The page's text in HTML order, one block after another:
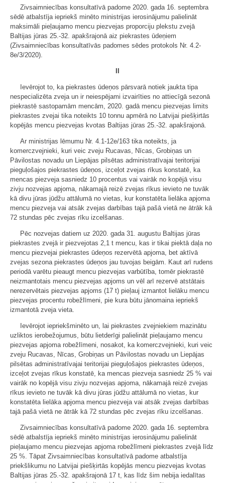
Zivsaimniecības konsultatīvā padome 2020. gada 16. septembra
sēdē atbalstīja iepriekš minēto ministrijas ierosinājumu palielināt
maksimāli pieļaujamo mencu piezvejas proporciju plekstu zvejā
Baltijas jūras 25.-32. apakšrajonā aiz piekrastes ūdeņiem
(Zivsaimniecības konsultatīvās padomes sēdes protokols Nr. 4.2-
8e/3/2020).
Ievērojot to, ka piekrastes ūdeņos pārsvarā notiek jaukta tipa
nespecializēta zveja un ir neiespējami izvairīties no attiecīgā sezonā
piekrastē sastopamām mencām, 2020. gadā mencu piezvejas limits
piekrastes zvejai tika noteikts 10 tonnu apmērā no Latvijai piešķirtās
kopējās mencu piezvejas kvotas Baltijas jūras 25.-32. apakšrajonā.
Ar ministrijas lēmumu Nr. 4.1-12e/163 tika noteikts, ja
komerczvejnieki, kuri veic zveju Rucavas, Nīcas, Grobiņas un
Pāvilostas novadu un Liepājas pilsētas administratīvajai teritorijai
pieguļošajos piekrastes ūdeņos, izceļot zvejas rīkus konstatē, ka
mencas piezveja sasniedz 10 procentus vai vairāk no kopējā visu
zivju nozvejas apjoma, nākamajā reizē zvejas rīkus ievieto ne tuvāk
kā divu jūras jūdžu attālumā no vietas, kur konstatēta lielāka apjoma
mencu piezveja vai atsāk zvejas darbības tajā pašā vietā ne ātrāk kā
72 stundas pēc zvejas rīku izcelšanas.
Pēc nozvejas datiem uz 2020. gada 31. augustu Baltijas jūras
piekrastes zvejā ir piezvejotas 2,1 t mencu, kas ir tikai piektā daļa no
mencu piezvejai piekrastes ūdeņos rezervētā apjoma, bet aktīvā
zvejas sezona piekrastes ūdeņos jau tuvojas beigām. Kaut arī rudens
periodā varētu pieaugt mencu piezvejas varbūtība, tomēr piekrastē
neizmantotais mencu piezvejas apjoms un vēl arī rezervē atstātais
nerezervētais piezvejas apjoms (17 t) pieļauj izmantot lielāku mencu
piezvejas procentu robežlīmeni, pie kura būtu jānomaina iepriekš
izmantotā zveja vieta.
Ievērojot iepriekšminēto un, lai piekrastes zvejniekiem mazinātu
uzliktos ierobežojumus, būtu lietderīgi palielināt pieļaujamo mencu
piezvejas apjoma robežlīmeni, nosakot, ka komerczvejnieki, kuri veic
zveju Rucavas, Nīcas, Grobiņas un Pāvilostas novadu un Liepājas
pilsētas administratīvajai teritorijai pieguļošajos piekrastes ūdeņos,
izceļot zvejas rīkus konstatē, ka mencas piezveja sasniedz 25 % vai
vairāk no kopējā visu zivju nozvejas apjoma, nākamajā reizē zvejas
rīkus ievieto ne tuvāk kā divu jūras jūdžu attālumā no vietas, kur
konstatēta lielāka apjoma mencu piezveja vai atsāk zvejas darbības
tajā pašā vietā ne ātrāk kā 72 stundas pēc zvejas rīku izcelšanas.
Zivsaimniecības konsultatīvā padome 2020. gada 16. septembra
sēdē atbalstīja iepriekš minēto ministrijas ierosinājumu palielināt
pieļaujamo mencu piezvejas apjoma robežlīmeni piekrastes zvejā līdz
25 %. Tāpat Zivsaimniecības konsultatīvā padome atbalstīja
priekšlikumu no Latvijai piešķirtās kopējās mencu piezvejas kvotas
Baltijas jūras 25.-32. apakšrajonā 17 t, kas līdz šim nebija iedalītas